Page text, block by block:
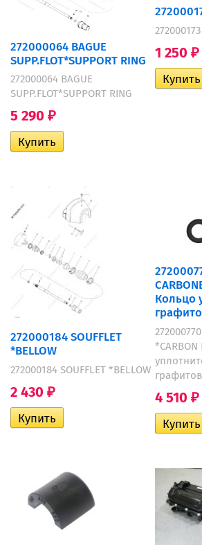
272000064 BAGUE
SUPP.FLOT*SUPPORT RING
272000064 BAGUE
SUPP.FLOT*SUPPORT RING
5 290 ₽
1 250 ₽
272000184 SOUFFLET
*BELLOW
272000184 SOUFFLET *BELLOW
2 430 ₽
Кольцо
4 510 ₽